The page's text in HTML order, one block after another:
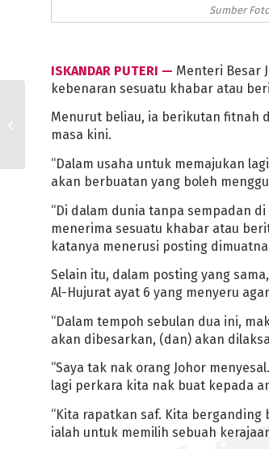
Sumber
ISKANDAR PUTERI — Menteri Besar
kebenaran sesuatu khabar atau
Menurut beliau, ia berikutan fitnah
masa kini.
“Dalam usaha untuk memajukan
akan berbuatan yang boleh
“Di dalam dunia tanpa sempadan
menerima sesuatu khabar atau
katanya menerusi posting
Selain itu, dalam posting yang
Al-Hujurat ayat 6 yang menyeru
“Dalam tempoh sebulan dua ini,
akan dibesarkan, (dan) akan
“Saya tak nak orang Johor
lagi perkara kita nak buat kepada
“Kita rapatkan saf. Kita
ialah untuk memilih sebuah
KOMITED TERUSKAN
PENGANJURAN SUKAN